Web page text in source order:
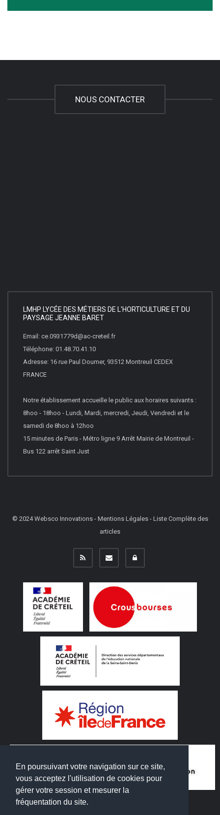
En poursuivant votre navigation sur ce site,
vous acceptez l'utilisation de cookies pour
gérer votre session et mesurer la
fréquentation du site.
NOUS CONTACTER
LMHP LYCÉE DES MÉTIERS DE L'HORTICULTURE ET DU
PAYSAGE JEANNE BARET
Email: ce.0931779d@ac-creteil.fr
Téléphone: 01.48.70.41.10
Adresse: 16 rue Paul Doumer, 93512 Montreuil CEDEX
FRANCE
Notre établissement accueille le public aux horaires suivants :
8hoo - 18hoo - Lundi, Mardi, mercredi, Jeudi, Vendredi et le
samedi de 8hoo à 12hoo
15 minutes de Paris - Métro ligne 9 Arrêt Mairie de Montreuil -
Bus 122 arrêt Saint Just
© 2024Websco Innovations- Mentions Légales- Liste Complète des
articles